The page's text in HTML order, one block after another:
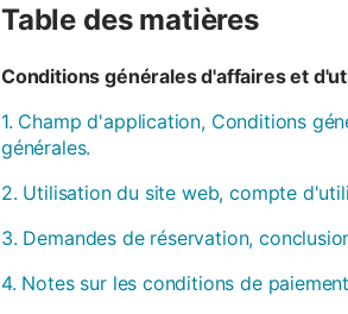
Table des matières
Conditions générales d'affaires et
1. Champ d'application, Conditions
générales.
2. Utilisation du site web, compte
3. Demandes de réservation,
4. Notes sur les conditions de paiement